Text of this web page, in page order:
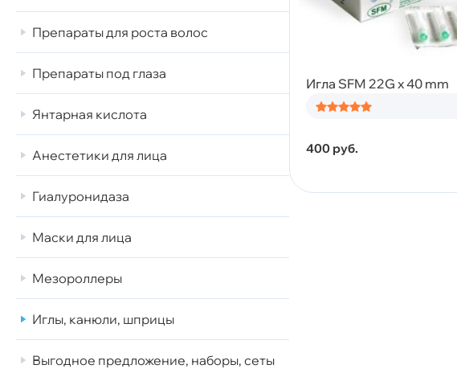
Препараты для роста волос
Препараты под глаза
Янтарная кислота
Анестетики для лица
Гиалуронидаза
Маски для лица
Мезороллеры
Иглы, канюли, шприцы
Выгодное предложение, наборы, сеты
Игла SFM 22G x 40 mm
400 руб.